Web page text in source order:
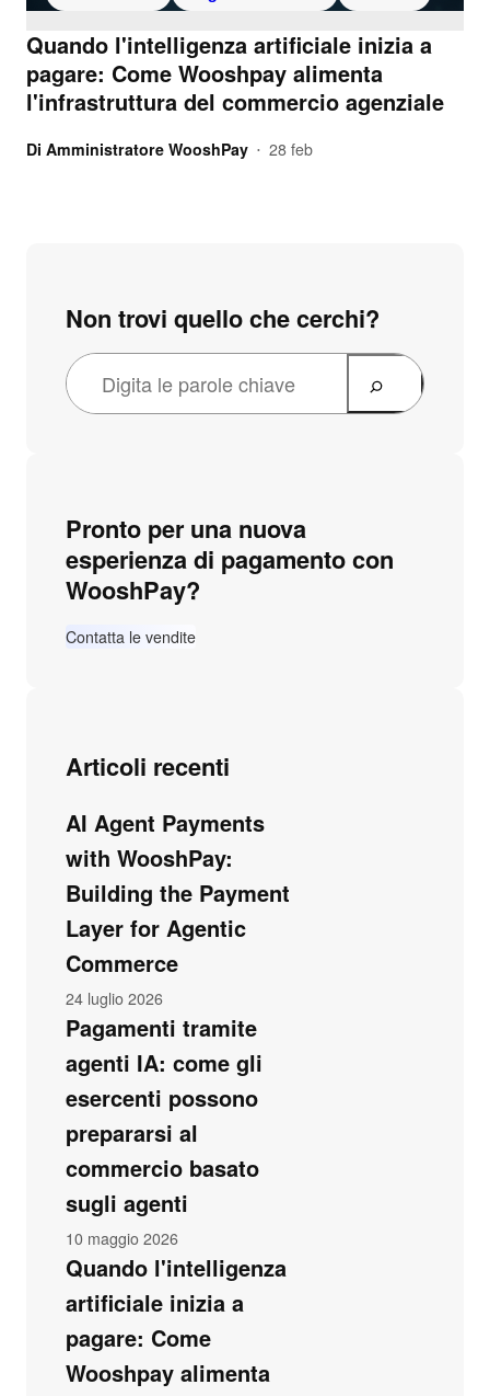
Quando l'intelligenza artificiale inizia a
pagare: Come Wooshpay alimenta
l'infrastruttura del commercio agenziale
Di Amministratore WooshPay • 28 feb
Non trovi quello che cerchi?
Pronto per una nuova
esperienza di pagamento con
WooshPay?
Contatta le vendite
Articoli recenti
AI Agent Payments
with WooshPay:
Building the Payment
Layer for Agentic
Commerce
24 luglio 2026
Pagamenti tramite
agenti IA: come gli
esercenti possono
prepararsi al
commercio basato
sugli agenti
10 maggio 2026
Quando l'intelligenza
artificiale inizia a
pagare: Come
Wooshpay alimenta